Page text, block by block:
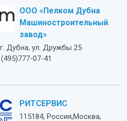
ООО «Пелком Дубна
Машиностроительный
завод»
Дубна, ул. Дружбы 25
07-41
РИТСЕРВИС
115184, Россия,Москва,